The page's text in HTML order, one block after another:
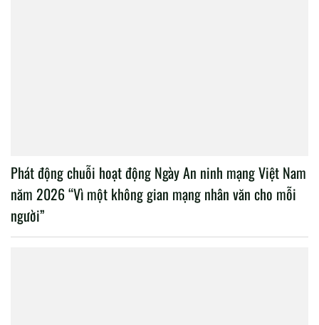
Phát động chuỗi hoạt động Ngày An ninh mạng Việt Nam
năm 2026 “Vì một không gian mạng nhân văn cho mỗi
người”